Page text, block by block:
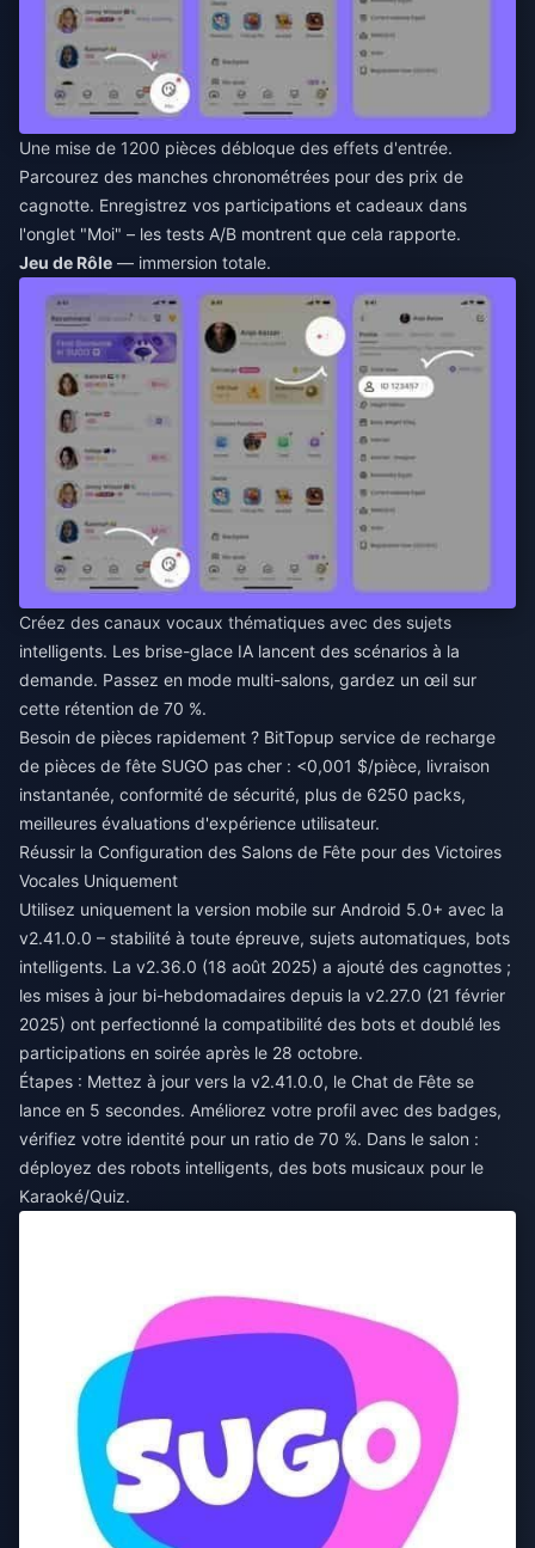
Une mise de 1200 pièces débloque des effets d'entrée.
Parcourez des manches chronométrées pour des prix de
cagnotte. Enregistrez vos participations et cadeaux dans
l'onglet "Moi" – les tests A/B montrent que cela rapporte.
Jeu de Rôle — immersion totale.
Créez des canaux vocaux thématiques avec des sujets
intelligents. Les brise-glace IA lancent des scénarios à la
demande. Passez en mode multi-salons, gardez un œil sur
cette rétention de 70 %.
Besoin de pièces rapidement ? BitTopup service de recharge
de pièces de fête SUGO pas cher : <0,001 $/pièce, livraison
instantanée, conformité de sécurité, plus de 6250 packs,
meilleures évaluations d'expérience utilisateur.
Réussir la Configuration des Salons de Fête pour des Victoires
Vocales Uniquement
Utilisez uniquement la version mobile sur Android 5.0+ avec la
v2.41.0.0 – stabilité à toute épreuve, sujets automatiques, bots
intelligents. La v2.36.0 (18 août 2025) a ajouté des cagnottes ;
les mises à jour bi-hebdomadaires depuis la v2.27.0 (21 février
2025) ont perfectionné la compatibilité des bots et doublé les
participations en soirée après le 28 octobre.
Étapes : Mettez à jour vers la v2.41.0.0, le Chat de Fête se
lance en 5 secondes. Améliorez votre profil avec des badges,
vérifiez votre identité pour un ratio de 70 %. Dans le salon :
déployez des robots intelligents, des bots musicaux pour le
Karaoké/Quiz.